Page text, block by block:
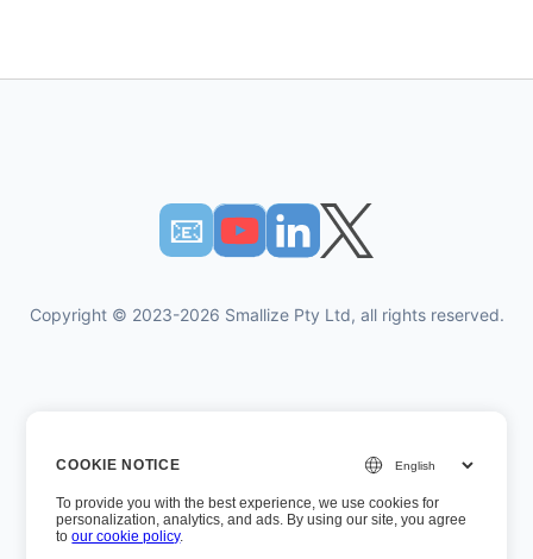
📧︎
Copyright © 2023-2026 Smallize Pty Ltd, all rights reserved.
개인 정보 정책
경영진 액세스
COOKIE NOTICE
To provide you with the best experience, we use cookies for
personalization, analytics, and ads. By using our site, you agree
toour cookie policy.